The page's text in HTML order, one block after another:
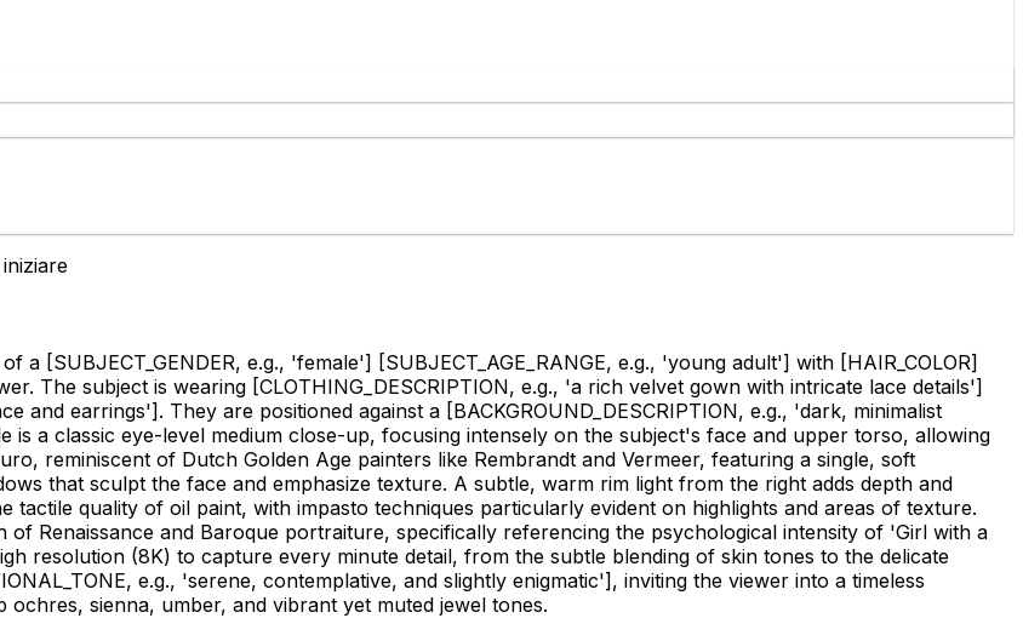
of a [SUBJECT_GENDER, e.g., 'female'] [SUBJECT_AGE_RANGE, e.g., 'young adult'] with [HAIR_COLOR]
The subject is wearing [CLOTHING_DESCRIPTION, e.g., 'a rich velvet gown with intricate lace details']
and earrings']. They are positioned against a [BACKGROUND_DESCRIPTION, e.g., 'dark, minimalist
is a classic eye-level medium close-up, focusing intensely on the subject's face and upper torso, allowing
reminiscent of Dutch Golden Age painters like Rembrandt and Vermeer, featuring a single, soft
that sculpt the face and emphasize texture. A subtle, warm rim light from the right adds depth and
quality of oil paint, with impasto techniques particularly evident on highlights and areas of texture.
Renaissance and Baroque portraiture, specifically referencing the psychological intensity of 'Girl with a
resolution (8K) to capture every minute detail, from the subtle blending of skin tones to the delicate
e.g., 'serene, contemplative, and slightly enigmatic'], inviting the viewer into a timeless
sienna, umber, and vibrant yet muted jewel tones.